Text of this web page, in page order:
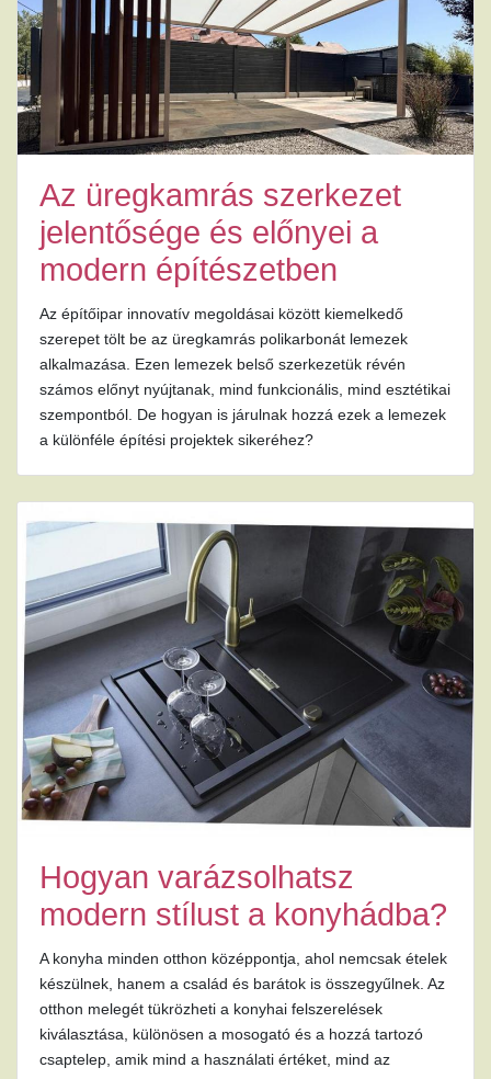
Az üregkamrás szerkezet
jelentősége és előnyei a
modern építészetben
Az építőipar innovatív megoldásai között kiemelkedő
szerepet tölt be az üregkamrás polikarbonát lemezek
alkalmazása. Ezen lemezek belső szerkezetük révén
számos előnyt nyújtanak, mind funkcionális, mind esztétikai
szempontból. De hogyan is járulnak hozzá ezek a lemezek
a különféle építési projektek sikeréhez?
Hogyan varázsolhatsz
modern stílust a konyhádba?
A konyha minden otthon középpontja, ahol nemcsak ételek
készülnek, hanem a család és barátok is összegyűlnek. Az
otthon melegét tükrözheti a konyhai felszerelések
kiválasztása, különösen a mosogató és a hozzá tartozó
csaptelep, amik mind a használati értéket, mind az